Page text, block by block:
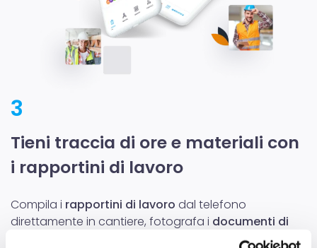
3
Tieni traccia di ore e materiali con
i rapportini di lavoro
Compila i rapportini di lavoro dal telefono
direttamente in cantiere, fotografa i documenti di
in tempo